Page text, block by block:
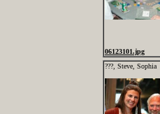
06123101.jpg
???, Steve, Sophia